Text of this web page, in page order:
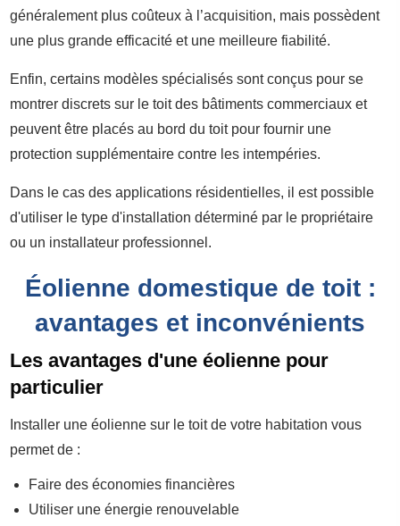
généralement plus coûteux à l’acquisition, mais possèdent
une plus grande efficacité et une meilleure fiabilité.
Enfin, certains modèles spécialisés sont conçus pour se
montrer discrets sur le toit des bâtiments commerciaux et
peuvent être placés au bord du toit pour fournir une
protection supplémentaire contre les intempéries.
Dans le cas des applications résidentielles, il est possible
d'utiliser le type d'installation déterminé par le propriétaire
ou un installateur professionnel.
Éolienne domestique de toit :
avantages et inconvénients
Les avantages d'une éolienne pour
particulier
Installer une éolienne sur le toit de votre habitation vous
permet de :
Faire des économies financières
Utiliser une énergie renouvelable